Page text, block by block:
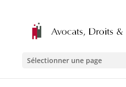
Sélectionner une page